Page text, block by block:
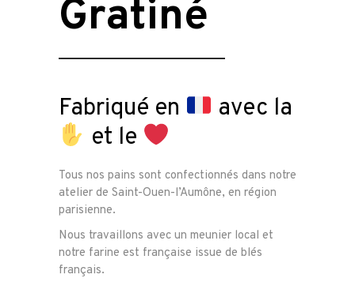
Gratiné
Fabriqué en
avec la
et le
Tous nos pains sont confectionnés dans notre
atelier de Saint-Ouen-l’Aumône, en région
parisienne.
Nous travaillons avec un meunier local et
notre farine est française issue de blés
français.